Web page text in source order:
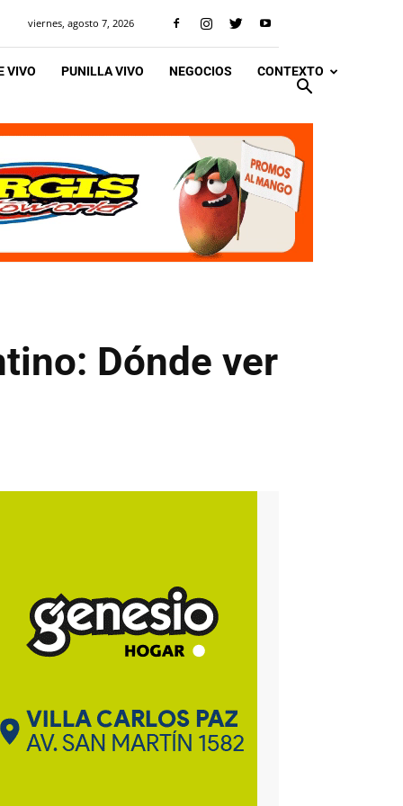
viernes, agosto 7, 2026
VIVO PUNILLA VIVO NEGOCIOS CONTEXTO
Dónde ver